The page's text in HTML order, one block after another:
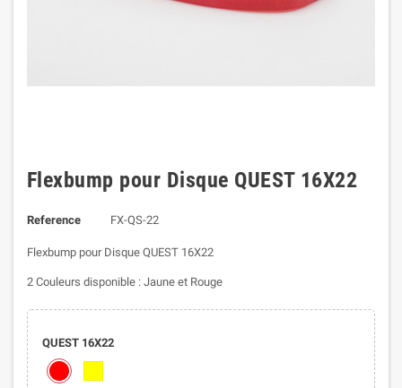
Flexbump pour Disque QUEST 16X22
Reference FX-QS-22
Flexbump pour Disque QUEST 16X22
2 Couleurs disponible : Jaune et Rouge
QUEST 16X22